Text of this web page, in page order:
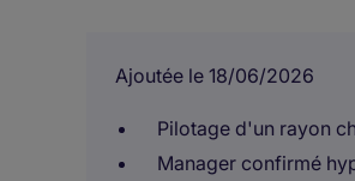
Ajoutée le 18/06/2026
Pilotage d'un rayon
Manager confirmé